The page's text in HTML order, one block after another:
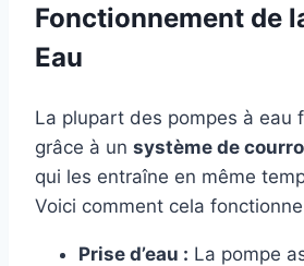
Fonctionnement de
Eau
La plupart des pompes à eau
grâce à un système de
qui les entraîne en même
Voici comment cela
Prise d’eau : La pompe